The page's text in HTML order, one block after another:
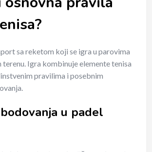
sa reketom koji se igra u parovima
terenu. Igra kombinuje elemente tenisa
pravilima i posebnim
u padel